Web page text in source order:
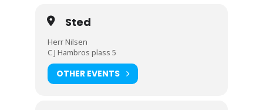
Sted
Herr Nilsen
C J Hambros plass 5
OTHER EVENTS